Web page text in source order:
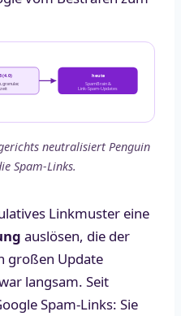
(4.0)
granular,
heute
SpamBrain &
Link-Spam-Updates
neutralisiert Penguin
Spam-Links.
Linkmuster eine
auslösen, die der
großen Update
langsam. Seit
Spam-Links: Sie